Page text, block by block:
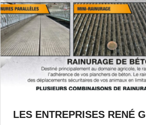
LES ENTREPRISES RENÉ